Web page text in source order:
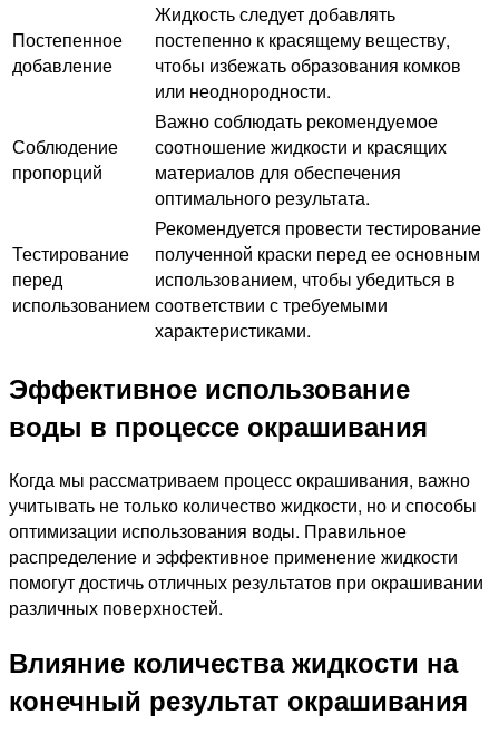
Постепенное
добавление
Жидкость следует добавлять
постепенно к красящему веществу,
чтобы избежать образования комков
или неоднородности.
Соблюдение
пропорций
Важно соблюдать рекомендуемое
соотношение жидкости и красящих
материалов для обеспечения
оптимального результата.
Тестирование
перед
использованием
Рекомендуется провести тестирование
полученной краски перед ее основным
использованием, чтобы убедиться в
соответствии с требуемыми
характеристиками.
Эффективное использование
воды в процессе окрашивания
Когда мы рассматриваем процесс окрашивания, важно
учитывать не только количество жидкости, но и способы
оптимизации использования воды. Правильное
распределение и эффективное применение жидкости
помогут достичь отличных результатов при окрашивании
различных поверхностей.
Влияние количества жидкости на
конечный результат окрашивания